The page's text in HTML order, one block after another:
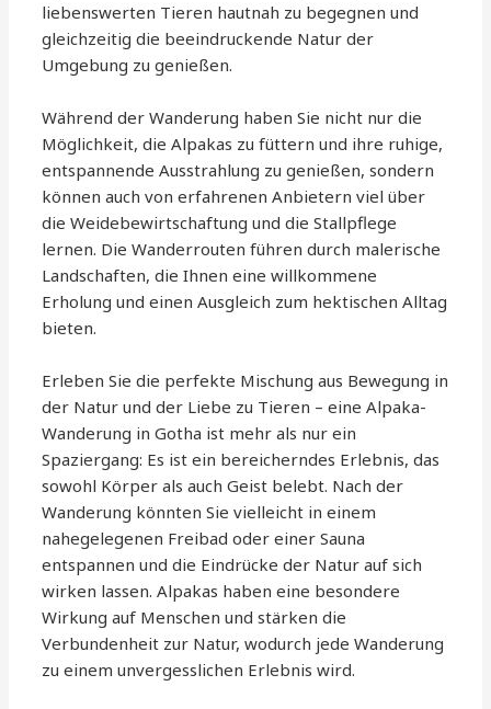
liebenswerten Tieren hautnah zu begegnen und
gleichzeitig die beeindruckende Natur der
Umgebung zu genießen.
Während der Wanderung haben Sie nicht nur die
Möglichkeit, die Alpakas zu füttern und ihre ruhige,
entspannende Ausstrahlung zu genießen, sondern
können auch von erfahrenen Anbietern viel über
die Weidebewirtschaftung und die Stallpflege
lernen. Die Wanderrouten führen durch malerische
Landschaften, die Ihnen eine willkommene
Erholung und einen Ausgleich zum hektischen Alltag
bieten.
Erleben Sie die perfekte Mischung aus Bewegung in
der Natur und der Liebe zu Tieren – eine Alpaka-
Wanderung in Gotha ist mehr als nur ein
Spaziergang: Es ist ein bereicherndes Erlebnis, das
sowohl Körper als auch Geist belebt. Nach der
Wanderung könnten Sie vielleicht in einem
nahegelegenen Freibad oder einer Sauna
entspannen und die Eindrücke der Natur auf sich
wirken lassen. Alpakas haben eine besondere
Wirkung auf Menschen und stärken die
Verbundenheit zur Natur, wodurch jede Wanderung
zu einem unvergesslichen Erlebnis wird.